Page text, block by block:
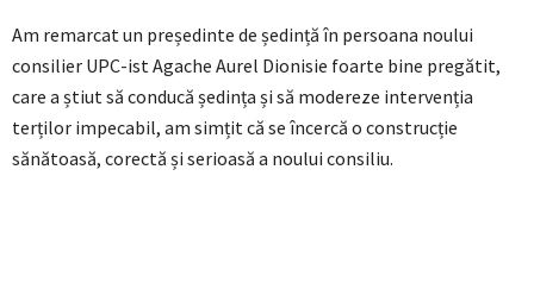
Am remarcat un președinte de ședință în persoana noului
consilier UPC-ist Agache Aurel Dionisie foarte bine pregătit,
care a știut să conducă ședința și să modereze intervenția
terților impecabil, am simțit că se încercă o construcție
sănătoasă, corectă și serioasă a noului consiliu.